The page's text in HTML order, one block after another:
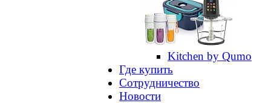
Kitchen by Qumo
Где купить
Сотрудничество
Новости